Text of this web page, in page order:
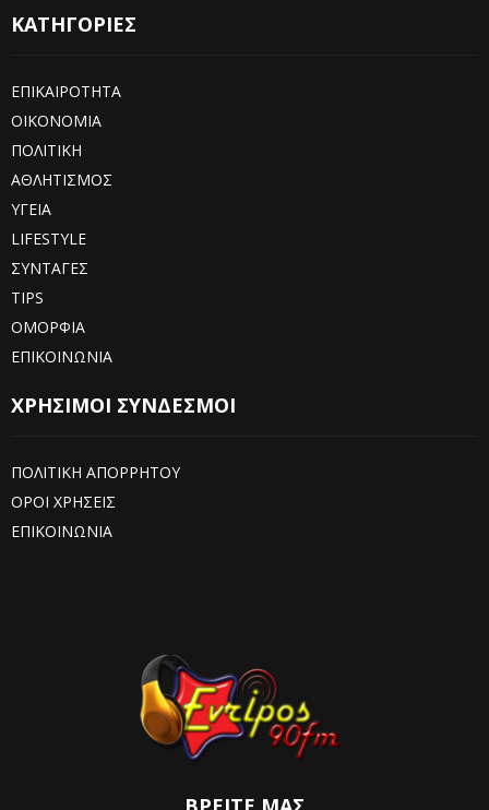
ΚΑΤΗΓΟΡΙΕΣ
ΕΠΙΚΑΙΡΟΤΗΤΑ
ΟΙΚΟΝΟΜΙΑ
ΠΟΛΙΤΙΚΗ
ΑΘΛΗΤΙΣΜΟΣ
ΥΓΕΙΑ
LIFESTYLE
ΣΥΝΤΑΓΕΣ
TIPS
ΟΜΟΡΦΙΑ
ΕΠΙΚΟΙΝΩΝΙΑ
ΧΡΗΣΙΜΟΙ ΣΥΝΔΕΣΜΟΙ
ΠΟΛΙΤΙΚΗ ΑΠΟΡΡΗΤΟΥ
ΟΡΟΙ ΧΡΗΣΕΙΣ
ΕΠΙΚΟΙΝΩΝΙΑ